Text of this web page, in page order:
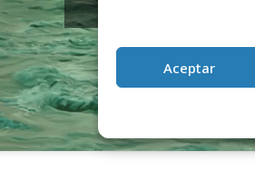
Aceptar